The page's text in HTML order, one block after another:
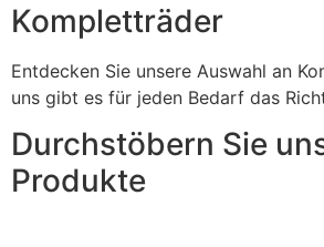
Kompletträder
Entdecken Sie unsere Auswahl an
uns gibt es für jeden Bedarf das
Durchstöbern Sie
Produkte